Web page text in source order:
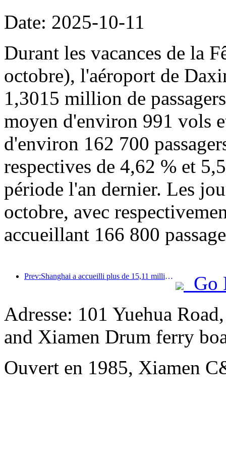
Date: 2025-10-11
Durant les vacances de la
octobre), l'aéroport de
1,3015 million de
moyen d'environ 991 vols
d'environ 162 700
respectives de 4,62 % et
période l'an dernier. Les
octobre, avec
accueillant 166 800
Prev:Shanghai a accueilli plus de 15,11 millions de visiteurs au cours des quatre premiers jours des vacances de la mi-automne et de la fête nationale, soit une augmentation de plus de 20 % par rapport à l'année précédente.
Go
Adresse: 101 Yuehua
and Xiamen Drum ferry
Ouvert en 1985, Xiamen